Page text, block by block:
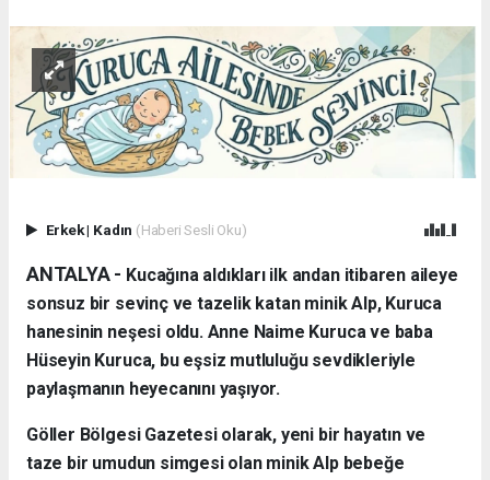
Erkek| Kadın (Haberi Sesli Oku)
ANTALYA - ​ Kucağına aldıkları ilk andan itibaren aileye
sonsuz bir sevinç ve tazelik katan minik Alp, Kuruca
hanesinin neşesi oldu. Anne Naime Kuruca ve baba
Hüseyin Kuruca, bu eşsiz mutluluğu sevdikleriyle
paylaşmanın heyecanını yaşıyor.
​Göller Bölgesi Gazetesi olarak, yeni bir hayatın ve
taze bir umudun simgesi olan minik Alp bebeğe